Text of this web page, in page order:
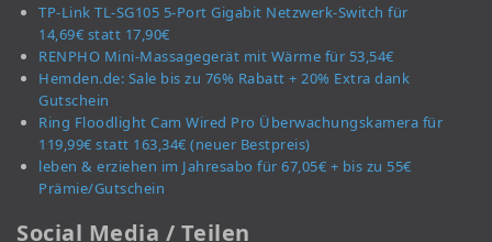
TP-Link TL-SG105 5-Port Gigabit Netzwerk-Switch für
14,69€ statt 17,90€
RENPHO Mini-Massagegerät mit Wärme für 53,54€
Hemden.de: Sale bis zu 76% Rabatt + 20% Extra dank
Gutschein
Ring Floodlight Cam Wired Pro Überwachungskamera für
119,99€ statt 163,34€ (neuer Bestpreis)
leben & erziehen im Jahresabo für 67,05€ + bis zu 55€
Prämie/Gutschein
Social Media / Teilen